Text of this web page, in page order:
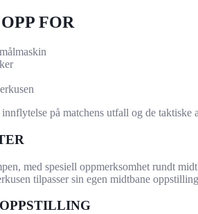
FOR
på matchens utfall og de taktiske
med spesiell oppmerksomhet rundt
tilpasser sin egen midtbane